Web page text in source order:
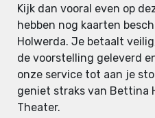
Kijk dan vooral even op
hebben nog kaarten
Holwerda. Je betaalt
de voorstelling geleverd
onze service tot aan je
geniet straks van Bettina
Theater.